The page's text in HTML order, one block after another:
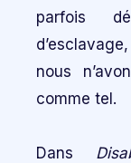
parfois
nous
comme tel.
Dans